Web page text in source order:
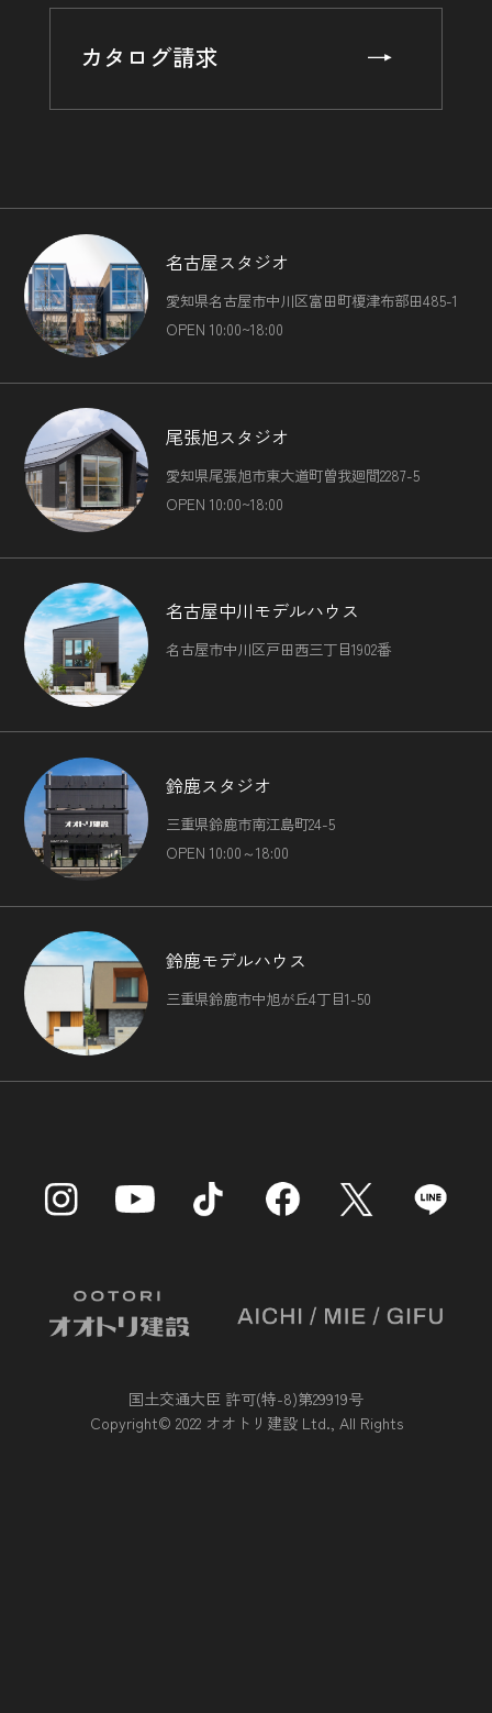
カタログ請求
名古屋スタジオ
愛知県名古屋市中川区富田町榎津布部田485-1
OPEN 10:00~18:00
尾張旭スタジオ
愛知県尾張旭市東大道町曽我廻間2287-5
OPEN 10:00~18:00
名古屋中川モデルハウス
名古屋市中川区戸田西三丁目1902番
鈴鹿スタジオ
三重県鈴鹿市南江島町24-5
OPEN 10:00～18:00
鈴鹿モデルハウス
三重県鈴鹿市中旭が丘4丁目1-50
国土交通大臣 許可(特-8)第29919号
Copyright© 2022 オオトリ建設 Ltd., All Rights